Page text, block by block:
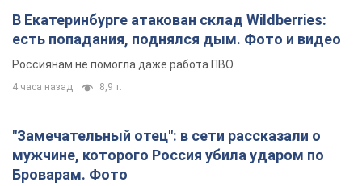
В Екатеринбурге атакован склад Wildberries:
есть попадания, поднялся дым. Фото и видео
Россиянам не помогла даже работа ПВО
4 часа назад 8,9 т.
"Замечательный отец": в сети рассказали о
мужчине, которого Россия убила ударом по
Броварам. Фото